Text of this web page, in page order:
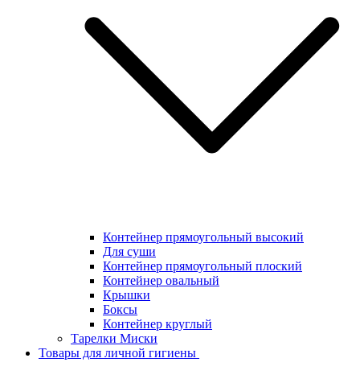
Контейнер прямоугольный высокий
Для суши
Контейнер прямоугольный плоский
Контейнер овальный
Крышки
Боксы
Контейнер круглый
Тарелки Миски
Товары для личной гигиены